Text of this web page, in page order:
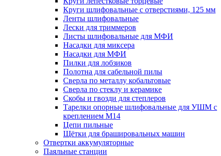
Круги шлифовальные с отверстиями, 125 мм
Ленты шлифовальные
Лески для триммеров
Листы шлифовальные для МФИ
Насадки для миксера
Насадки для МФИ
Пилки для лобзиков
Полотна для сабельной пилы
Сверла по металлу кобальтовые
Сверла по стеклу и керамике
Скобы и гвозди для степлеров
Тарелки опорные шлифовальные для УШМ с
креплением М14
Цепи пильные
Щётки для брашировальных машин
Отвертки аккумуляторные
Паяльные станции